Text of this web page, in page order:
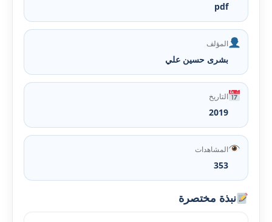
pdf
المؤلف
بشرى حسين علي
التاريخ
2019
المشاهدات
353
نبذة مختصرة